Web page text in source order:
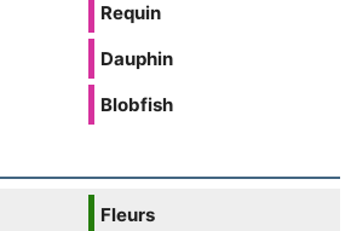
Requin
Dauphin
Blobfish
Fleurs